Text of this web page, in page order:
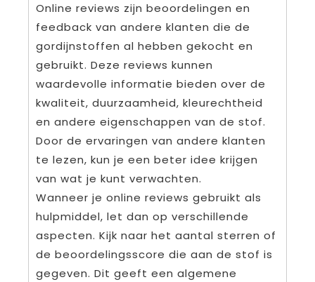
Online reviews zijn beoordelingen en
feedback van andere klanten die de
gordijnstoffen al hebben gekocht en
gebruikt. Deze reviews kunnen
waardevolle informatie bieden over de
kwaliteit, duurzaamheid, kleurechtheid
en andere eigenschappen van de stof.
Door de ervaringen van andere klanten
te lezen, kun je een beter idee krijgen
van wat je kunt verwachten.
Wanneer je online reviews gebruikt als
hulpmiddel, let dan op verschillende
aspecten. Kijk naar het aantal sterren of
de beoordelingsscore die aan de stof is
gegeven. Dit geeft een algemene